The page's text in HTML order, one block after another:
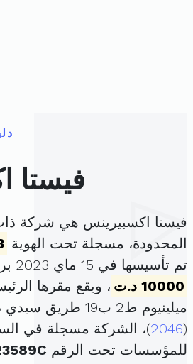
فيستا
فيستا اكسبيرينس هي شركة
المحدودة، مسجلة تحت الهوية
تم تأسيسها في 15 ماي 2023 برأس مال قدره
10000 د.ت
، ويقع مقرها
ميلينيوم ط2 ب19
(
2046)، الشركة مسجلة في
للمؤسسات تحت الرقم